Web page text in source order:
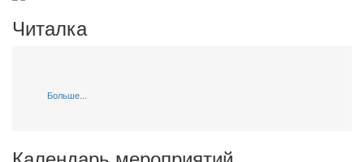
Читалка
Больше...